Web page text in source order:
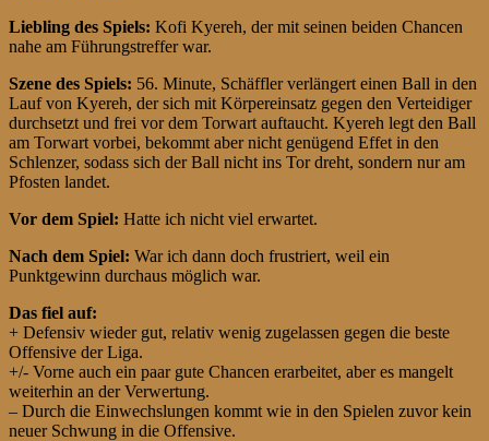
Liebling des Spiels: Kofi Kyereh, der mit seinen beiden Chancen
nahe am Führungstreffer war.
Szene des Spiels: 56. Minute, Schäffler verlängert einen Ball in den
Lauf von Kyereh, der sich mit Körpereinsatz gegen den Verteidiger
durchsetzt und frei vor dem Torwart auftaucht. Kyereh legt den Ball
am Torwart vorbei, bekommt aber nicht genügend Effet in den
Schlenzer, sodass sich der Ball nicht ins Tor dreht, sondern nur am
Pfosten landet.
Vor dem Spiel: Hatte ich nicht viel erwartet.
Nach dem Spiel: War ich dann doch frustriert, weil ein
Punktgewinn durchaus möglich war.
Das fiel auf:
+ Defensiv wieder gut, relativ wenig zugelassen gegen die beste
Offensive der Liga.
+/- Vorne auch ein paar gute Chancen erarbeitet, aber es mangelt
weiterhin an der Verwertung.
– Durch die Einwechslungen kommt wie in den Spielen zuvor kein
neuer Schwung in die Offensive.